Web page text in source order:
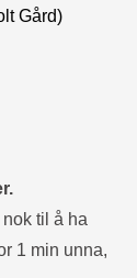
Gård)
til å ha
1 min unna,